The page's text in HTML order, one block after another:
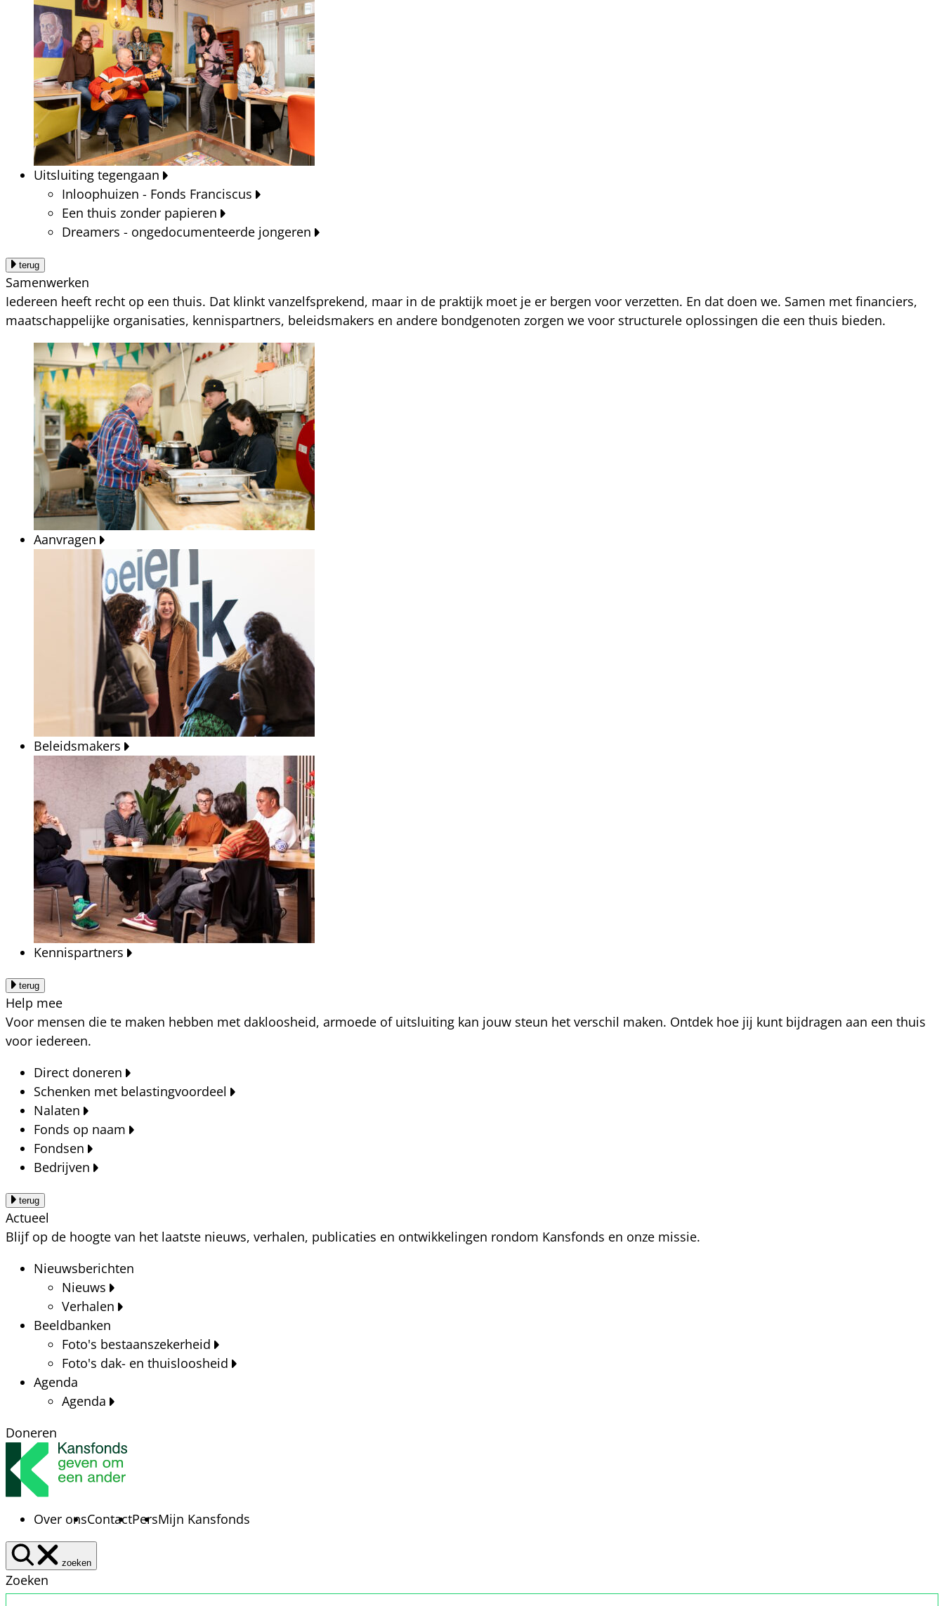
Uitsluiting tegengaan
Inloophuizen - Fonds Franciscus
Een thuis zonder papieren
Dreamers - ongedocumenteerde jongeren
terug
Samenwerken
Iedereen heeft recht op een thuis. Dat klinkt vanzelfsprekend, maar in de praktijk moet je er bergen voor verzetten. En dat doen we. Samen met financiers,
maatschappelijke organisaties, kennispartners, beleidsmakers en andere bondgenoten zorgen we voor structurele oplossingen die een thuis bieden.
Aanvragen
Beleidsmakers
Kennispartners
terug
Help mee
Voor mensen die te maken hebben met dakloosheid, armoede of uitsluiting kan jouw steun het verschil maken. Ontdek hoe jij kunt bijdragen aan een thuis
voor iedereen.
Direct doneren
Schenken met belastingvoordeel
Nalaten
Fonds op naam
Fondsen
Bedrijven
terug
Actueel
Blijf op de hoogte van het laatste nieuws, verhalen, publicaties en ontwikkelingen rondom Kansfonds en onze missie.
Nieuwsberichten
Nieuws
Verhalen
Beeldbanken
Foto's bestaanszekerheid
Foto's dak- en thuisloosheid
Agenda
Agenda
Doneren
Over onsContactPersMijn Kansfonds
zoeken
Zoeken